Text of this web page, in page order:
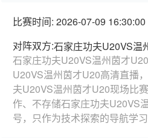
比赛时间: 2026-07-09 16:30:00
对阵双方:石家庄功夫U20VS温
石家庄功夫U20VS温州茵才
U20VS温州茵才U20高清直播
夫U20VS温州茵才U20现场比
作、不存储石家庄功夫U20VS
号，只作为技术探索的导航学习